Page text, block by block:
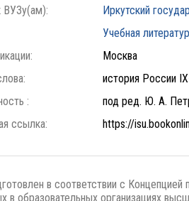
ВУЗу(ам):
Иркутский
Учебная
Москва
история России
:
под ред. Ю. А.
ссылка:
https://
в соответствии с
в образовательных организациях